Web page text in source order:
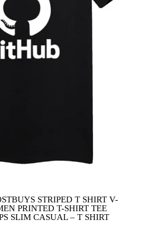
STRIPED T SHIRT V-
PRINTED T-SHIRT TEE
SLIM CASUAL – T SHIRT